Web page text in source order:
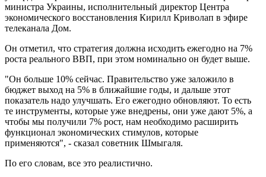
министра Украины, исполнительный директор Центра
экономического восстановления Кирилл Криволап в эфире
телеканала Дом.
Он отметил, что стратегия должна исходить ежегодно на 7%
роста реального ВВП, при этом номинально он будет выше.
"Он больше 10% сейчас. Правительство уже заложило в
бюджет выход на 5% в ближайшие годы, и дальше этот
показатель надо улучшать. Его ежегодно обновляют. То есть
те инструменты, которые уже внедрены, они уже дают 5%, а
чтобы мы получили 7% рост, нам необходимо расширить
функционал экономических стимулов, которые
применяются", - сказал советник Шмыгаля.
По его словам, все это реалистично.